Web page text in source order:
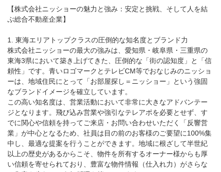
【株式会社ニッショーの魅力と強み：安定と挑戦、そして人を結
ぶ総合不動産企業】
1. 東海エリアトップクラスの圧倒的な知名度とブランド力
株式会社ニッショーの最大の強みは、愛知県・岐阜県・三重県の
東海3県において築き上げてきた、圧倒的な「街の認知度」と「信
頼性」です。青いロゴマークとテレビCM等でおなじみのニッショ
ーは、地域住民にとって「お部屋探し＝ニッショー」という強固
なブランドイメージを確立しています。
この高い知名度は、営業活動において非常に大きなアドバンテー
ジとなります。飛び込み営業や強引なテレアポを必要とせず、す
でに関心や信頼を持ってご来店・お問い合わせいただく「反響営
業」が中心となるため、社員は目の前のお客様のご要望に100%集
中し、最適な提案を行うことができます。地域に根ざして半世紀
以上の歴史があるからこそ、物件を所有するオーナー様からも厚
い信頼を寄せられており、豊富な物件情報（仕入れ力）がさらな